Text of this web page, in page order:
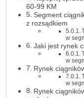
60-99 KM
Segment
z rozsądkiem
w
Jaki jest rynek
w
Rynek
w
Rynek